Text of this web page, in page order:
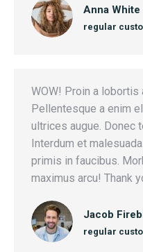
Anna White
regular
WOW! Proin a lobortis
Pellentesque a enim
ultrices augue. Donec
Interdum et
primis in faucibus.
maximus arcu! Thank
Jacob
regular